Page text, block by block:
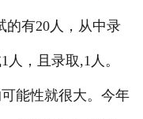
有20人，从中录
，且录取,1人。
能性就很大。今年